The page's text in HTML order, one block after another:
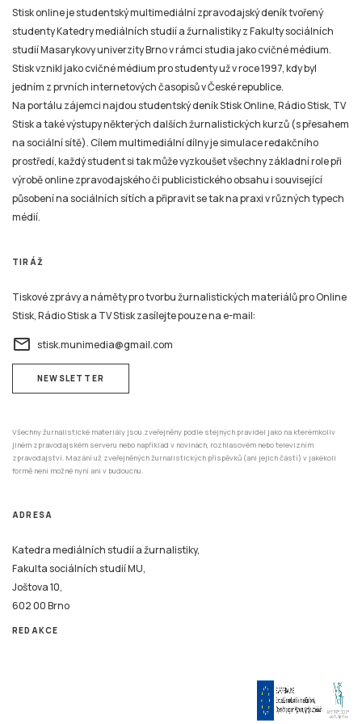
jedním z prvních internetových časopisů v České republice.
Na portálu zájemci najdou studentský deník Stisk Online, Rádio Stisk, TV
Stisk a také výstupy některých dalších žurnalistických kurzů (s přesahem
na sociální sítě). Cílem multimediální dílny je simulace redakčního
prostředí, každý student si tak může vyzkoušet všechny základní role při
výrobě online zpravodajského či publicistického obsahu i související
působení na sociálních sítích a připravit se tak na praxi v různých typech
médií.
TIRÁŽ
Tiskové zprávy a náměty pro tvorbu žurnalistických materiálů pro Online
email stisk.munimedia@gmail.com
NEWSLETTER
Všechny žurnalistické materiály jsou zveřejněny podle stejných pravidel jako na kterémkoliv
jiném zpravodajském serveru nebo například v novinách, rozhlasovém nebo televizním
zpravodajství. Mazání už zveřejněných žurnalistických příspěvků (ani jejich částí) v jakékoli
formě není možné nyní ani v budoucnu.
ADRESA
Katedra mediálních studií a žurnalistiky,
Joštova 10,
REDAKCE
univerzity do vzdělávání SIMU+ registrační číslo CZ.02.2.67/0.0/0.0/16_016/0002416.